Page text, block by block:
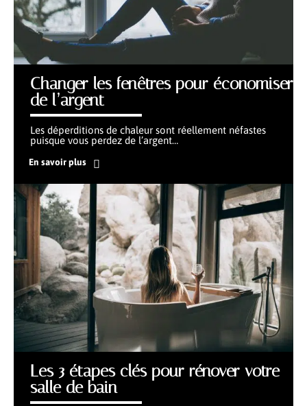
Changer les fenêtres pour économiser
de l’argent
Les déperditions de chaleur sont réellement néfastes
puisque vous perdez de l’argent…
En savoir plus
Les 3 étapes clés pour rénover votre
salle de bain